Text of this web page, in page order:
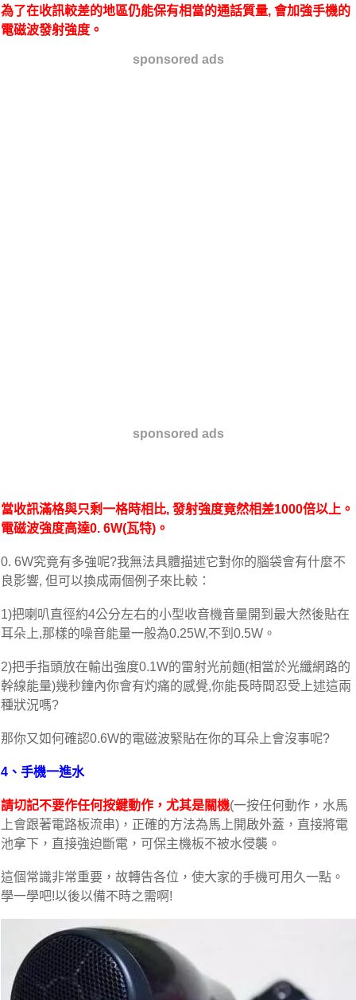
為了在收訊較差的地區仍能保有相當的通話質量, 會加強手機的
電磁波發射強度。
sponsored ads
sponsored ads
當收訊滿格與只剩一格時相比, 發射強度竟然相差1000倍以上。
電磁波強度高達0. 6W(瓦特)。
0. 6W究竟有多強呢?我無法具體描述它對你的腦袋會有什麼不
良影響, 但可以換成兩個例子來比較：
1)把喇叭直徑約4公分左右的小型收音機音量開到最大然後貼在
耳朵上,那樣的噪音能量一般為0.25W,不到0.5W。
2)把手指頭放在輸出強度0.1W的雷射光前麵(相當於光纖網路的
幹線能量)幾秒鐘內你會有灼痛的感覺,你能長時間忍受上述這兩
種狀況嗎?
那你又如何確認0.6W的電磁波緊貼在你的耳朵上會沒事呢?
4、手機一進水
請切記不要作任何按鍵動作，尤其是關機(一按任何動作，水馬
上會跟著電路板流串)，正確的方法為馬上開啟外蓋，直接將電
池拿下，直接強迫斷電，可保主機板不被水侵襲。
這個常識非常重要，故轉告各位，使大家的手機可用久一點。
學一學吧!以後以備不時之需啊!